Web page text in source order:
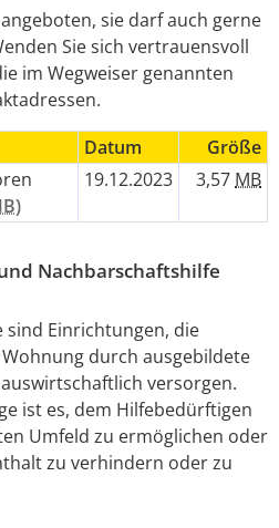
sie darf auch gerne
Sie sich vertrauensvoll
im Wegweiser genannten
Datum
Größe
)
19.12.2023 3,57 MB
Nachbarschaftshilfe
sind Einrichtungen, die
durch ausgebildete
versorgen.
ist es, dem Hilfebedürftigen
Umfeld zu ermöglichen oder
zu verhindern oder zu